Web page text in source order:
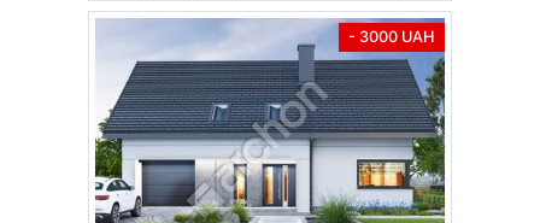
- 3000 UAH